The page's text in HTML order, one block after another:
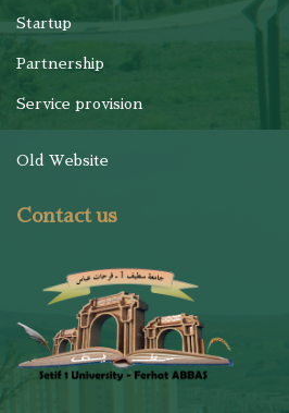
Startup
Partnership
Service provision
Old Website
Contact us